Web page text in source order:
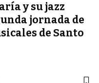
y su jazz
jornada de
de Santo